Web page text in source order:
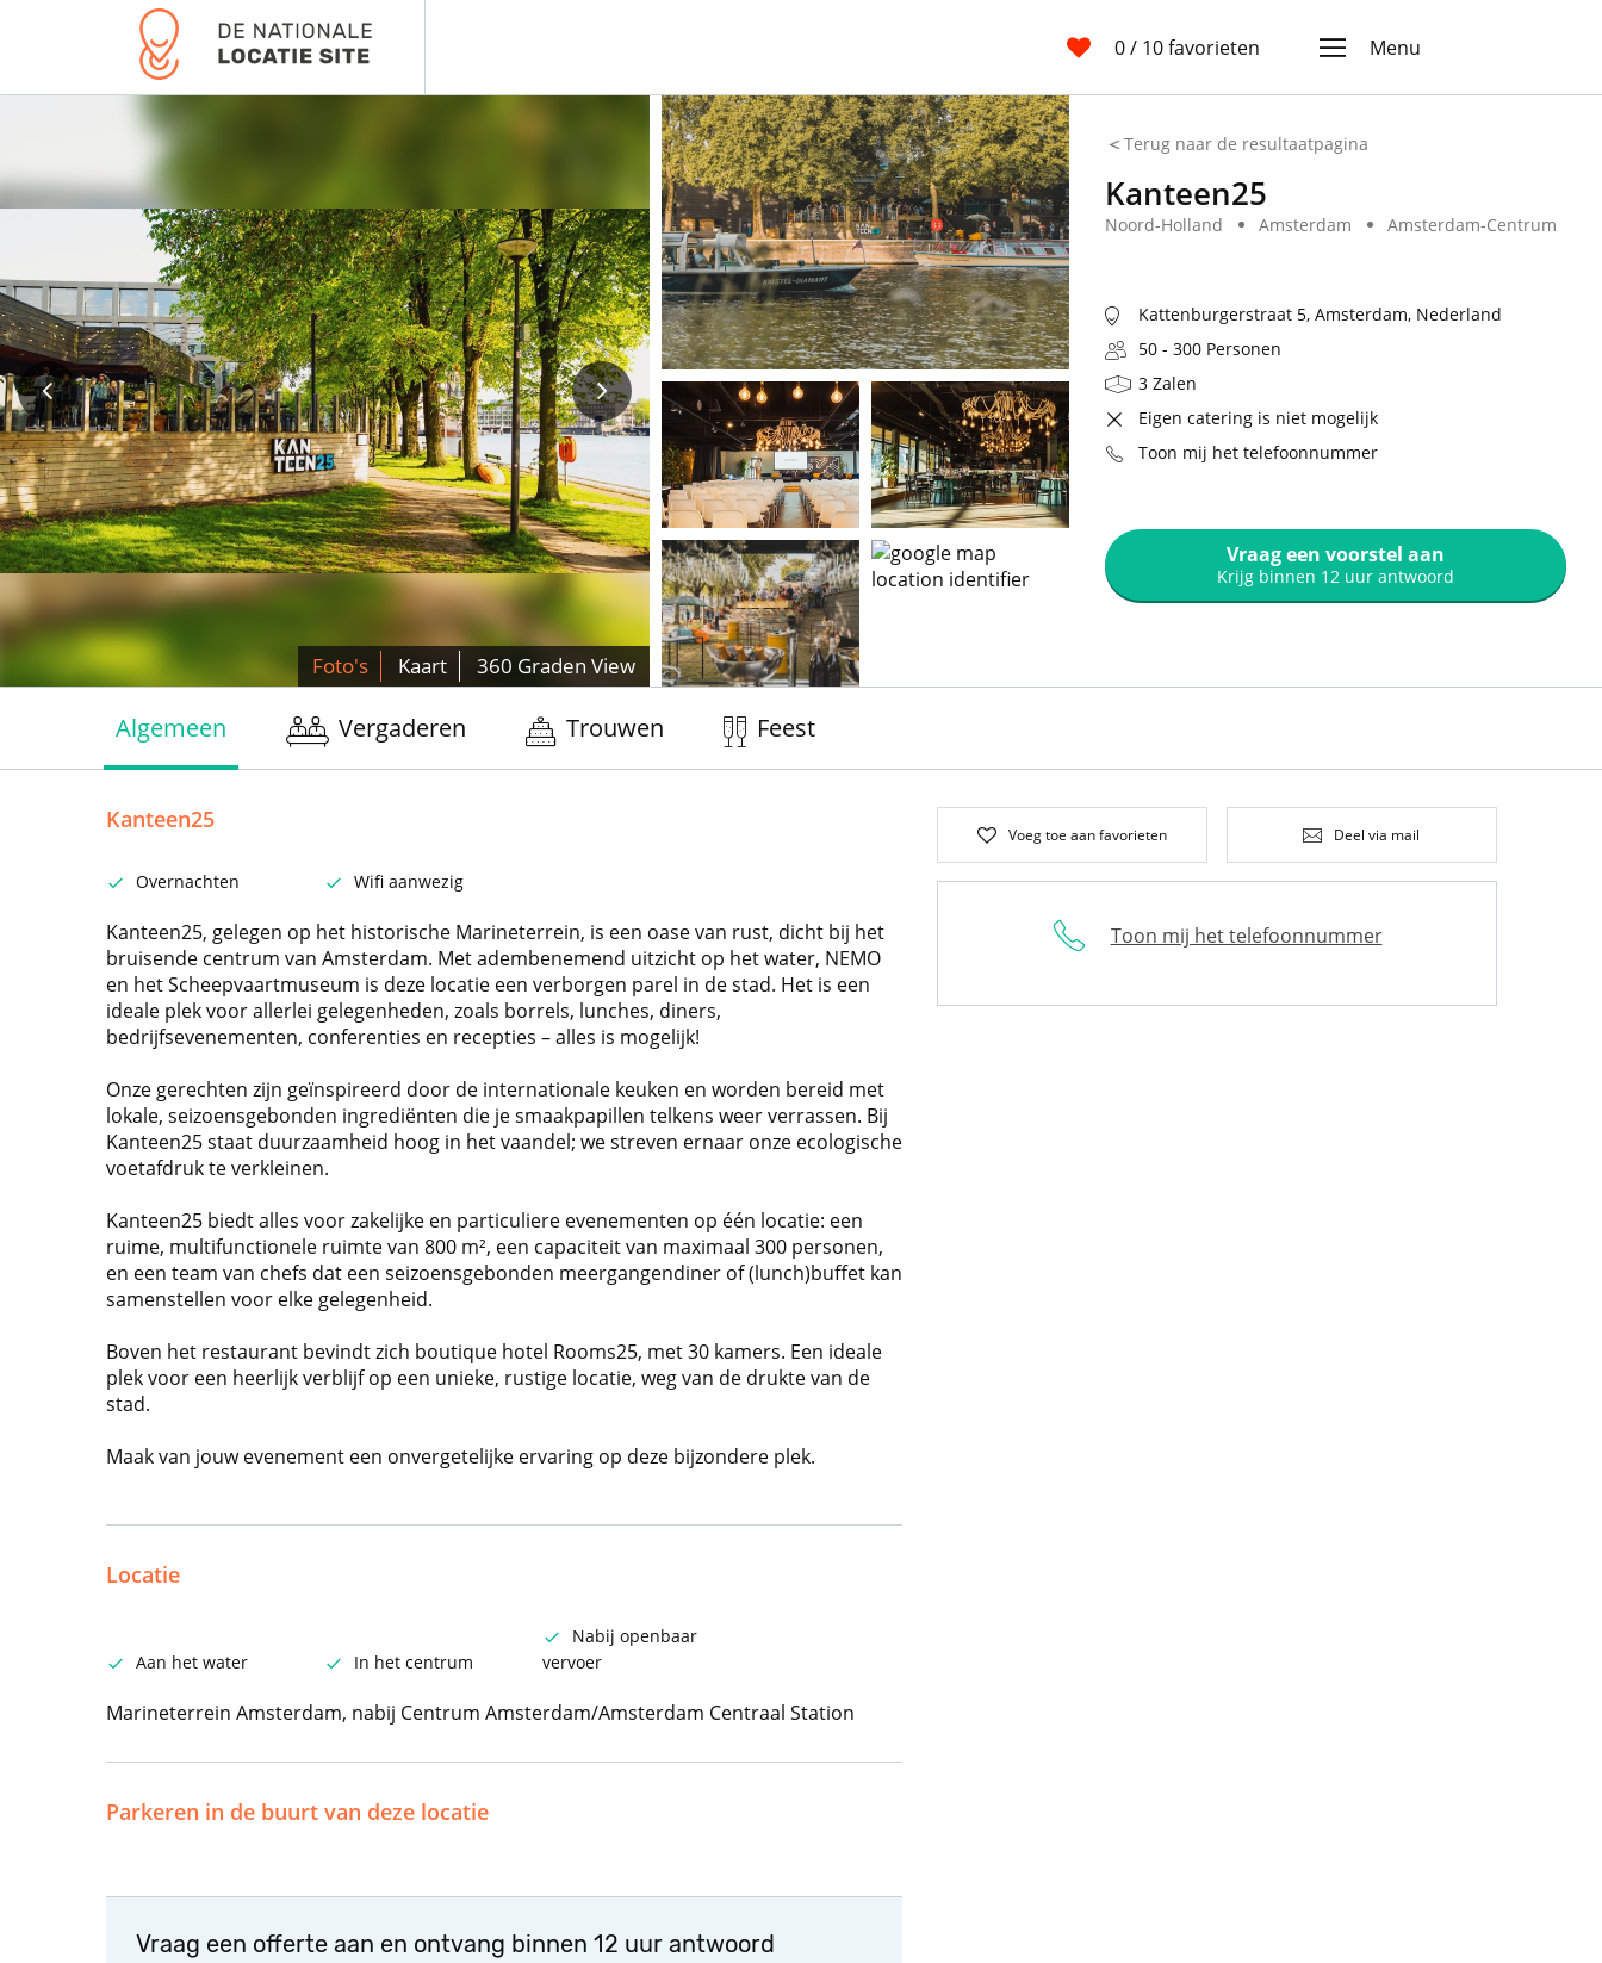
0/ 10 favorieten Menu
Foto's Kaart 360 Graden View
Terug naar de resultaatpagina
Kanteen25
Noord-Holland Amsterdam Amsterdam-Centrum
Kattenburgerstraat 5, Amsterdam, Nederland
50 - 300 Personen
3 Zalen
Eigen catering is niet mogelijk
Toon mij het telefoonnummer
Vraag een voorstel aan
Krijg binnen 12 uur antwoord
Algemeen Vergaderen Trouwen Feest
Kanteen25
Overnachten Wifi aanwezig
Kanteen25, gelegen op het historische Marineterrein, is een oase van rust, dicht bij het
bruisende centrum van Amsterdam. Met adembenemend uitzicht op het water, NEMO
en het Scheepvaartmuseum is deze locatie een verborgen parel in de stad. Het is een
ideale plek voor allerlei gelegenheden, zoals borrels, lunches, diners,
bedrijfsevenementen, conferenties en recepties – alles is mogelijk!
Onze gerechten zijn geïnspireerd door de internationale keuken en worden bereid met
lokale, seizoensgebonden ingrediënten die je smaakpapillen telkens weer verrassen. Bij
Kanteen25 staat duurzaamheid hoog in het vaandel; we streven ernaar onze ecologische
voetafdruk te verkleinen.
Kanteen25 biedt alles voor zakelijke en particuliere evenementen op één locatie: een
ruime, multifunctionele ruimte van 800 m², een capaciteit van maximaal 300 personen,
en een team van chefs dat een seizoensgebonden meergangendiner of (lunch)buffet kan
samenstellen voor elke gelegenheid.
Boven het restaurant bevindt zich boutique hotel Rooms25, met 30 kamers. Een ideale
plek voor een heerlijk verblijf op een unieke, rustige locatie, weg van de drukte van de
stad.
Maak van jouw evenement een onvergetelijke ervaring op deze bijzondere plek.
Locatie
Aan het water In het centrum
Nabij openbaar
vervoer
Marineterrein Amsterdam, nabij Centrum Amsterdam/Amsterdam Centraal Station
Parkeren in de buurt van deze locatie
Vraag een offerte aan en ontvang binnen 12 uur antwoord
Voeg toe aan favorieten Deel via mail
Toon mij het telefoonnummer